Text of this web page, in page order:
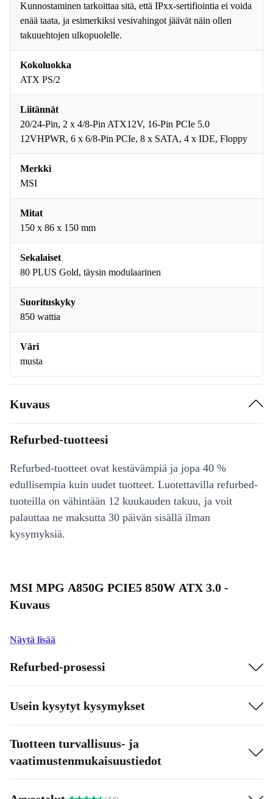
Kunnostaminen tarkoittaa sitä, että IPxx-sertifiointia ei voida
enää taata, ja esimerkiksi vesivahingot jäävät näin ollen
takuuehtojen ulkopuolelle.
Kokoluokka
ATX PS/2
Liitännät
20/24-Pin, 2 x 4/8-Pin ATX12V, 16-Pin PCIe 5.0
12VHPWR, 6 x 6/8-Pin PCIe, 8 x SATA, 4 x IDE, Floppy
Merkki
MSI
Mitat
150 x 86 x 150 mm
Sekalaiset
80 PLUS Gold, täysin modulaarinen
Suorituskyky
850 wattia
Väri
musta
Kuvaus
Refurbed-tuotteesi
Refurbed-tuotteet ovat kestävämpiä ja jopa 40 %
edullisempia kuin uudet tuotteet. Luotettavilla refurbed-
tuoteilla on vähintään 12 kuukauden takuu, ja voit
palauttaa ne maksutta 30 päivän sisällä ilman
kysymyksiä.
MSI MPG A850G PCIE5 850W ATX 3.0 -
Kuvaus
Näytä lisää
Refurbed-prosessi
Usein kysytyt kysymykset
Tuotteen turvallisuus- ja
vaatimustenmukaisuustiedot